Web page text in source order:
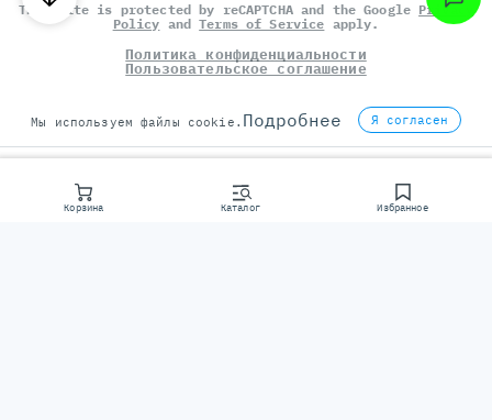
Корзина Каталог Избранное
This site is protected by reCAPTCHA and the Google Privacy
Policy andTerms of Service apply.
Политика конфиденциальности
Пользовательское соглашение
©СЕРВЕР МОЛЛ, 2014-2026
Мы используем файлы cookie. Подробнее Я согласен